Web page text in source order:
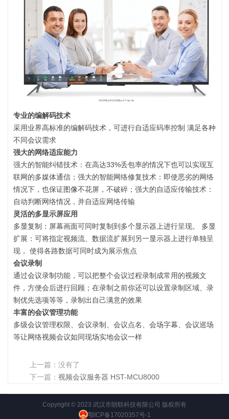
专业的编解码技术
采用业界高标准的编解码技术，可进行自适应码率控制 满足各种
不同会议需求
强大的网络适应能力
强大的智能纠错技术：在高达33%丢包率的情况下也可以实现互
联网的多媒体通信；强大的智能网络修复技术：即使恶劣的网络
情况下，也保证图像不花屏，不破碎；强大的自适应传输技术：
自动判断网络情况，并自适应网络传输
灵活的多显示屏应用
多显复制：屏幕画面可同时复制到多个显示器上进行呈现。 多显
扩展：可将指定视频流、数据流扩展到另一显示器上进行单独呈
现， 使得各路数据可同时成为展示焦点
会议录制
通过会议录制功能，可以把整个会议过程录制成常用的视频文
件，方便会后进行回顾；在录制之前你还可以设置录制区域、录
制优先选项等等，录制出自己满意的效果
丰富的会议管理功能
多级会议管理权限、会议录制、会议点名、会场字幕、会议巡场
等让网络视频会议如同现场实地会议一样
上一篇：没有了
下一篇： 视频会议服务器 HST-MCU8000
Copyright © 2023 武汉市朗联科技有限公司 版权所有
鄂ICP备17020357号-1